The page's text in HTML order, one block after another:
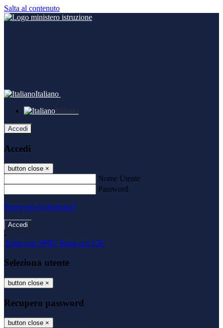
Salta al contenuto
Italiano
Italiano
Accedi
Accedi
button close ×
Nome Utente
Password
Password dimenticata?
-
Entra con SPID Entra con CIE
Seleziona utente
button close ×
Recupero password
button close ×